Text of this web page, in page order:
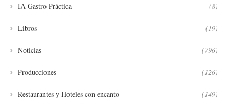
IA Gastro Práctica (8)
Libros (19)
Noticias (796)
Producciones (126)
Restaurantes y Hoteles con encanto (149)